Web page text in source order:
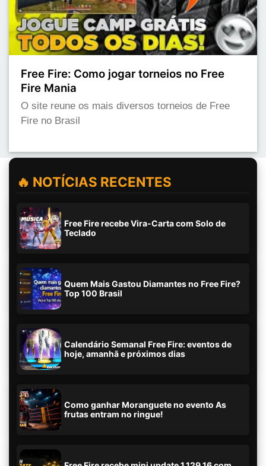
Free Fire: Como jogar torneios no Free
Fire Mania
O site reune os mais diversos torneios de Free
Fire no Brasil
🔥 NOTÍCIAS RECENTES
Free Fire recebe Vira-Carta com Solo de
Teclado
Quem Mais Gastou Diamantes no Free Fire?
Top 100 Brasil
Calendário Semanal Free Fire: eventos de
hoje, amanhã e próximos dias
Como ganhar Moranguete no evento As
frutas entram no ringue!